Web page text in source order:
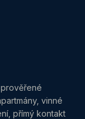
vinné
přímý kontakt